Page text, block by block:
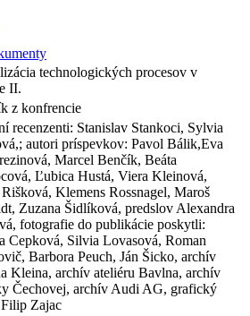
technologických procesov v
II.
z konfrencie
recenzenti: Stanislav Stankoci, Sylvia
autori príspevkov: Pavol Bálik,Eva
Marcel Benčík, Beáta
Ľubica Hustá, Viera Kleinová,
Klemens Rossnagel, Maroš
Zuzana Šidlíková, predslov Alexandra
fotografie do publikácie poskytli:
Cepková, Silvia Lovasová, Roman
Barbora Peuch, Ján Šicko, archív
Kleina, archív ateliéru Bavlna, archív
Čechovej, archív Audi AG, grafický
Zajac